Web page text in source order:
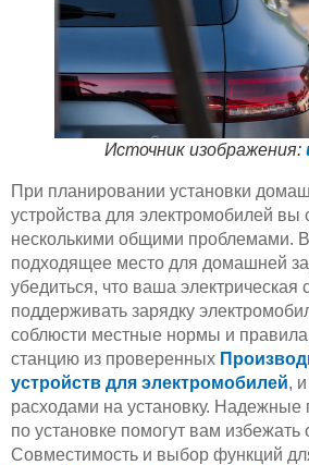
Источник изображения:
При планировании установки
устройства для электромобилей вы
несколькими общими проблемами.
подходящее место для домашней
убедиться, что ваша электрическая
поддерживать зарядку
соблюсти местные нормы и
станцию из проверенных
устройств для электромобилей,
расходами на установку. Надежные
по установке помогут вам избежать
Совместимость и выбор функций